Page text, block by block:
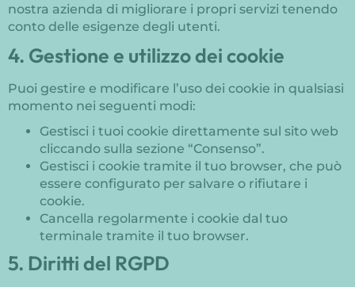
nostra azienda di migliorare i propri servizi tenendo
conto delle esigenze degli utenti.
4. Gestione e utilizzo dei cookie
Puoi gestire e modificare l’uso dei cookie in qualsiasi
momento nei seguenti modi:
Gestisci i tuoi cookie direttamente sul sito web
cliccando sulla sezione “Consenso”.
Gestisci i cookie tramite il tuo browser, che può
essere configurato per salvare o rifiutare i
cookie.
Cancella regolarmente i cookie dal tuo
terminale tramite il tuo browser.
5. Diritti del RGPD